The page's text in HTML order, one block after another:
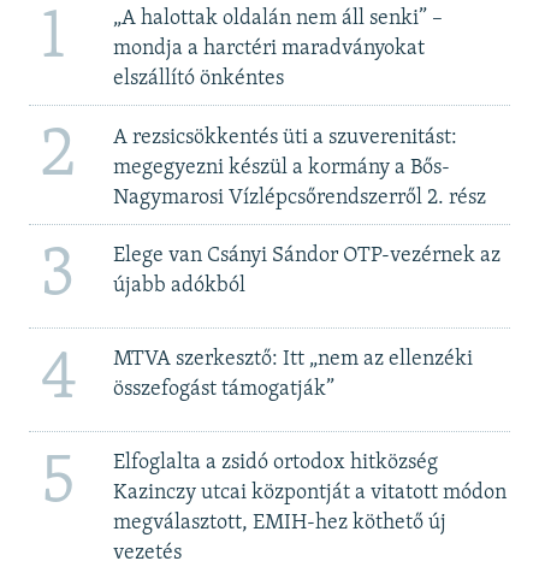
1
„A halottak oldalán nem áll senki” –
mondja a harctéri maradványokat
elszállító önkéntes
2
A rezsicsökkentés üti a szuverenitást:
megegyezni készül a kormány a Bős-
Nagymarosi Vízlépcsőrendszerről 2. rész
3
Elege van Csányi Sándor OTP-vezérnek az
újabb adókból
4
MTVA szerkesztő: Itt „nem az ellenzéki
összefogást támogatják”
5
Elfoglalta a zsidó ortodox hitközség
Kazinczy utcai központját a vitatott módon
megválasztott, EMIH-hez köthető új
vezetés